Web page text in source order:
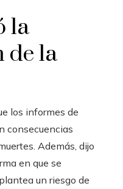
la
de la
los informes de
consecuencias
Además, dijo
en que se
un riesgo de